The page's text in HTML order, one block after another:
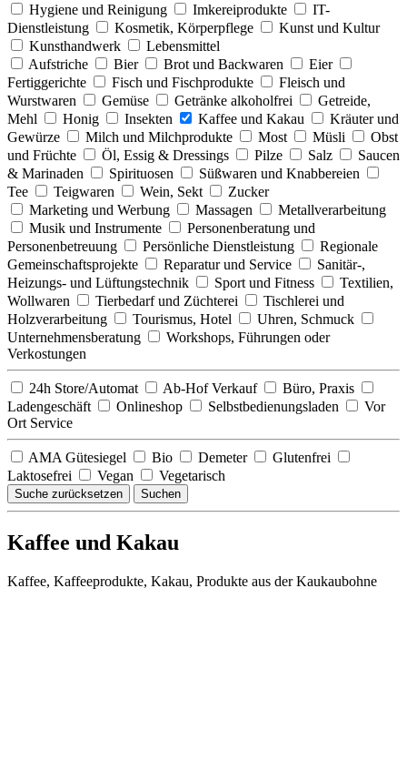
Hygiene und Reinigung
Imkereiprodukte
IT-
Dienstleistung
Kosmetik, Körperpflege
Kunst und Kultur
Kunsthandwerk
Lebensmittel
Aufstriche
Bier Brot und Backwaren
Eier
Fertiggerichte
Fisch und Fischprodukte
Fleisch und
Wurstwaren
Gemüse Getränke alkoholfrei
Getreide,
Mehl
Honig Insekten Kaffee und Kakau
Kräuter und
Gewürze
Milch und Milchprodukte Most Müsli
Obst
und Früchte
Öl, Essig & Dressings Pilze Salz
Saucen
& Marinaden
Spirituosen
Süßwaren und Knabbereien
Tee
Teigwaren Wein, Sekt
Zucker
Marketing und Werbung
Massagen
Metallverarbeitung
Musik und Instrumente
Personenberatung und
Personenbetreuung
Persönliche Dienstleistung
Regionale
Gemeinschaftsprojekte
Reparatur und Service
Sanitär-,
Heizungs- und Lüftungstechnik
Sport und Fitness
Textilien,
Wollwaren
Tierbedarf und Züchterei
Tischlerei und
Holzverarbeitung
Tourismus, Hotel
Uhren, Schmuck
Unternehmensberatung
Workshops, Führungen oder
Verkostungen
24h Store/Automat Ab-Hof Verkauf
Büro, Praxis
Ladengeschäft
Onlineshop Selbstbedienungsladen
Vor
Ort Service
AMA Gütesiegel Bio Demeter
Glutenfrei
Laktosefrei
Vegan Vegetarisch
Suche zurücksetzen Suchen
Kaffee und Kakau
Kaffee, Kaffeeprodukte, Kakau, Produkte aus der Kaukaubohne